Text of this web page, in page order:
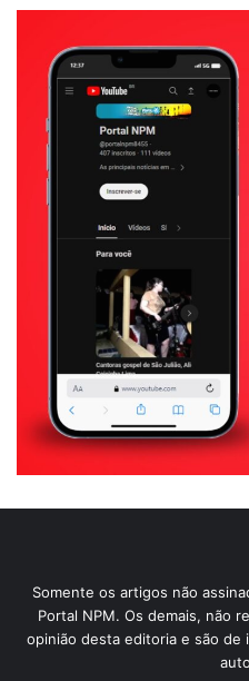
Somente os artigos não
Portal NPM. Os demais, não
opinião desta editoria e são de